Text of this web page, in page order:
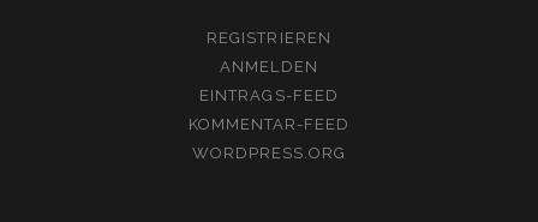
REGISTRIEREN
ANMELDEN
EINTRAGS-FEED
KOMMENTAR-FEED
WORDPRESS.ORG